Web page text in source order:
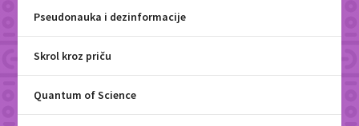
Pseudonauka i dezinformacije
Skrol kroz priču
Quantum of Science